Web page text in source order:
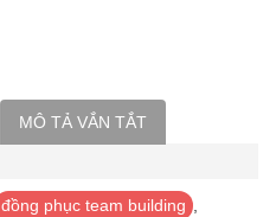
MÔ TẢ VẮN TẮT
đồng phục team building